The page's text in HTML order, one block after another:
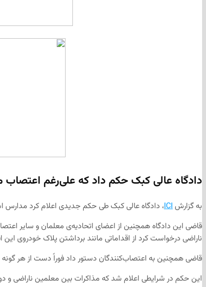
دادگاه عالی کبک حکم داد که علی‌رغم اعتصاب
به گزارشICI، دادگاه عالی کبک طی حکم جدیدی اعلام کرد مدارس
قاضی این دادگاه همچنین از اعضای اتحادیه‌ی معلمان و سایر
ناراضی درخواست کرد از اقداماتی مانند برداشتن پلاک خودروی
قاضی همچنین به اعتصاب‌کنندگان دستور داد فوراً دست از هر
این حکم در شرایطی اعلام شد که مذاکرات بین معلمین ناراضی و